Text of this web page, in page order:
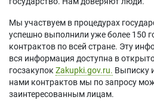
Мы участвуем в процедурах
успешно выполнили уже более 150
контрактов по всей стране. Эту
вся информация доступна в
госзакупок Zakupki.gov.ru. Выписку
нами контрактов мы по запросу
заинтересованным лицам.